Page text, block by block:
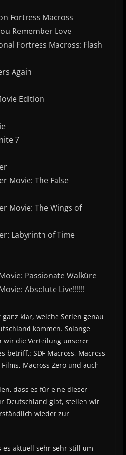
Fortress Macross
Remember Love
Fortress Macross: Flash
Again
Edition
7
Movie: The False
Movie: The Wings of
Labyrinth of Time
Passionate Walküre
Absolute Live!!!!!!
klar, welche Serien genau
kommen. Solange
wir die Verteilung unserer
betrifft: SDF Macross, Macross
Macross Zero und auch
dass es für eine dieser
Deutschland gibt, stellen wir
wieder zur
es aktuell sehr sehr still um